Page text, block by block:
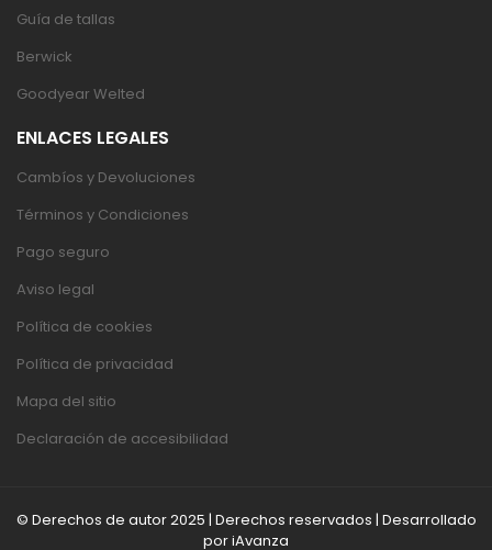
Guía de tallas
Berwick
Goodyear Welted
ENLACES LEGALES
Cambíos y Devoluciones
Términos y Condiciones
Pago seguro
Aviso legal
Política de cookies
Política de privacidad
Mapa del sitio
Declaración de accesibilidad
© Derechos de autor 2025 | Derechos reservados | Desarrollado
poriAvanza